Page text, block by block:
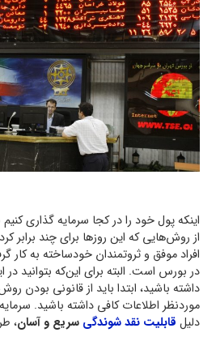
اینکه پول خود را در کجا سرمایه گذاری
از روش‌هایی که این روزها برای چند برابر
افراد موفق و ثروتمندان خودساخته به کار
در بورس است. البته برای این‌که بتوانید در
داشته باشید، ابتدا باید از قانونی بودن
موردنظر اطلاعات کافی داشته باشید.
دلیل قابلیت نقد شوندگی سریع و آسان،